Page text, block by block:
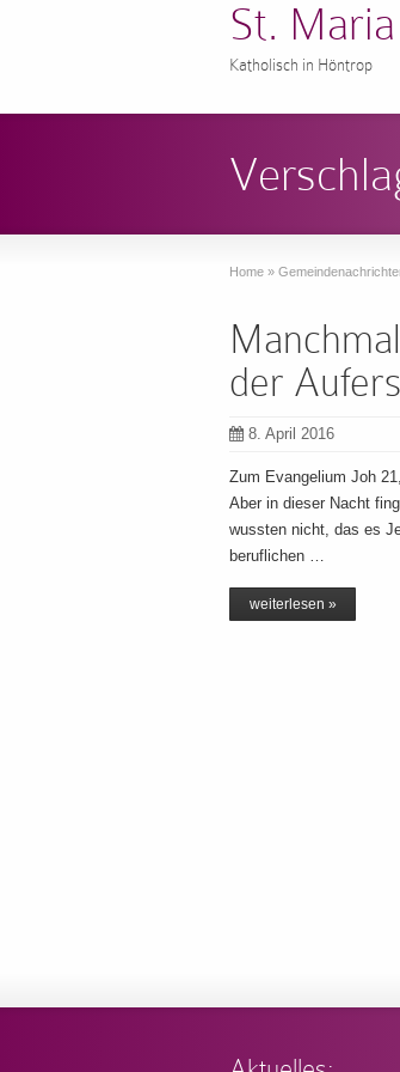
St.
Katholisch in Höntrop
Home »
der
8. April 2016
Zum Evangelium Joh
Aber in dieser Nacht
wussten nicht, das es
beruflichen …
weiterlesen »